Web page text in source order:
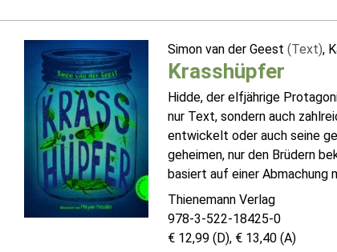
Simon van der Geest (Text),
Krasshüpfer
Hidde, der elfjährige
nur Text, sondern auch
entwickelt oder auch seine
geheimen, nur den Brüdern
basiert auf einer Abmachung
Thienemann Verlag
978-3-522-18425-0
€ 12,99 (D), € 13,40 (A)